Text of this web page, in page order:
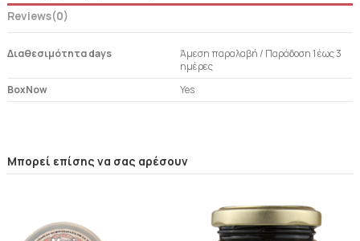
Reviews(0)
Διαθεσιμότητα days
Άμεση παραλαβή / Παράδoση 1 έως 3
ημέρες
BoxNow
Yes
Μπορεί επίσης να σας αρέσουν